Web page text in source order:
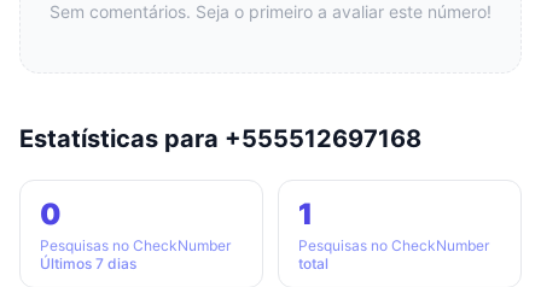
Sem comentários. Seja o primeiro a avaliar este número!
Estatísticas para +555512697168
0
Pesquisas no CheckNumber
Últimos 7 dias
1
Pesquisas no CheckNumber
total